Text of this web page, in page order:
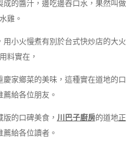
的醬汁，邊吃邊吞口水，果然叫做
雞。
用小火慢煮有別於台式快炒店的大火
料實在，
家鄉菜的美味，這種實在道地的口
薦給各位朋友。
的口碑美食， 川巴子廚房的道地正
薦給各位讀者。